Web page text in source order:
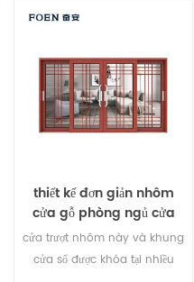
vời. các loại cửa khác nhau để
khác nhau.
thiết kế đơn giản nhôm
cửa gỗ phòng ngủ cửa
trượt
cửa trượt nhôm này và khung
cửa sổ được khóa tại nhiều